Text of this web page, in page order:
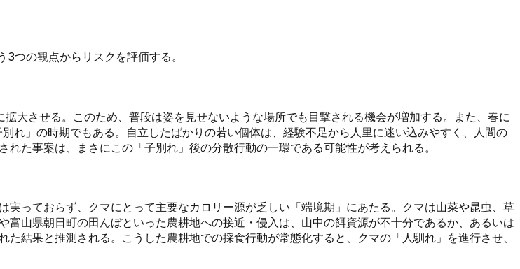
つの観点からリスクを評価する。
大させる。このため、普段は姿を見せないような場所でも目撃される機会が増加する。また、春に
れ」の時期でもある。自立したばかりの若い個体は、経験不足から人里に迷い込みやすく、人間の
た事案は、まさにこの「子別れ」後の分散行動の一環である可能性が考えられる。
っておらず、クマにとって主要なカロリー源が乏しい「端境期」にあたる。クマは山菜や昆虫、草
山県朝日町の田んぼといった農耕地への接近・侵入は、山中の餌資源が不十分であるか、あるいは
結果と推測される。こうした農耕地での採食行動が常態化すると、クマの「人馴れ」を進行させ、